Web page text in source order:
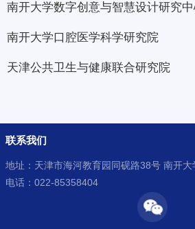
南开大学数字创意与智慧设计研究
南开大学口腔医学科学研究院
天津公共卫生与健康联合研究院
联系我们
地址：天津市海河教育园同砚路38号 南开
电话：022-85358404